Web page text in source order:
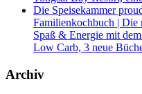
Die Speisekammer
Familienkochbuch | Die
Spaß & Energie mit
Low Carb, 3 neue
Archiv